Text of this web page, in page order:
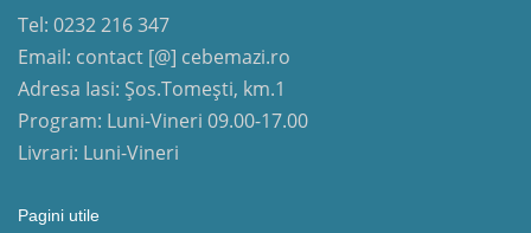
Tel: 0232 216 347
Email: contact [@] cebemazi.ro
Adresa Iasi: Șos.Tomești, km.1
Program: Luni-Vineri 09.00-17.00
Livrari: Luni-Vineri
Pagini utile